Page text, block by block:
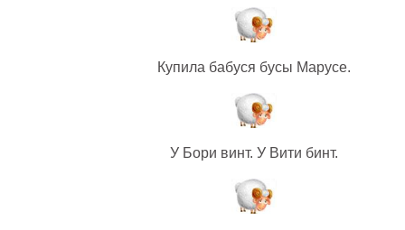
Купила бабуся бусы Марусе.
У Бори винт. У Вити бинт.